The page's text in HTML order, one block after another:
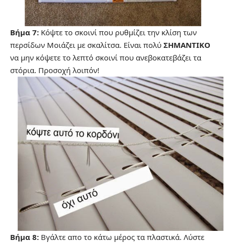
Βήμα 7: Κόψτε το σκοινί που ρυθμίζει την κλίση των
περσίδων Μοιάζει με σκαλίτσα. Είναι πολύ ΣΗΜΑΝΤΙΚΟ
να μην κόψετε το λεπτό σκοινί που ανεβοκατεβάζει τα
στόρια. Προσοχή λοιπόν!
Βήμα 8: Βγάλτε απο το κάτω μέρος τα πλαστικά. Λύστε